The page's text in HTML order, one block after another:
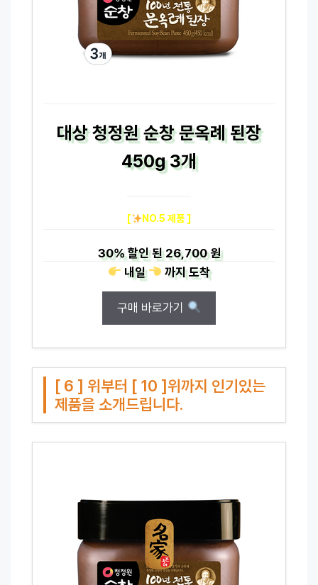
대상 청정원 순창 문옥례 된장
450g 3개
[ NO.5 제품 ]
30%할인 된26,700 원
내일
까지도착
구매 바로가기
[ 6 ] 위부터 [ 10 ]위까지 인기있는
제품을 소개드립니다.